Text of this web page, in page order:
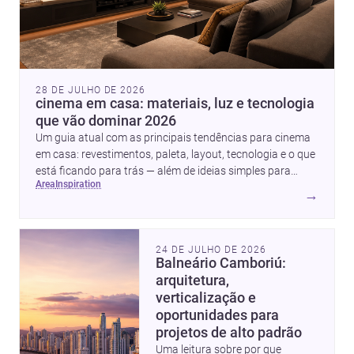
28 DE JULHO DE 2026
cinema em casa: materiais, luz e tecnologia
que vão dominar 2026
Um guia atual com as principais tendências para cinema
em casa: revestimentos, paleta, layout, tecnologia e o que
está ficando para trás — além de ideias simples para
atualizar sem reforma completa.
area inspiration
→
24 DE JULHO DE 2026
Balneário Camboriú:
arquitetura,
verticalização e
oportunidades para
projetos de alto padrão
Uma leitura sobre por que